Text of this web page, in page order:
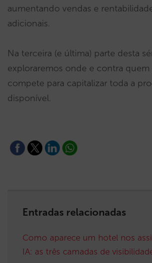
aumentando vendas e
adicionais.
Na terceira (e última) parte desta
exploraremos onde e contra quem
compete para capitalizar toda a
disponível.
Entradas relacionadas
Como aparece um hotel nos
IA: as três camadas de